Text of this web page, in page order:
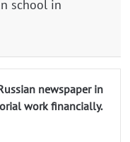
school in
newspaper in
work financially.